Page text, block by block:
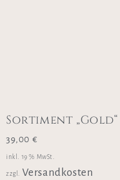
Sortiment „Gold“
39,00 €
inkl. 19 % MwSt.
zzgl. Versandkosten